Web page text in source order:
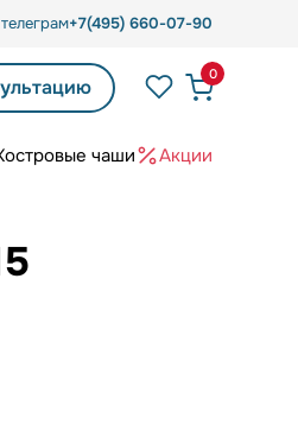
+7(495) 660-07-90
0
чаши Акции